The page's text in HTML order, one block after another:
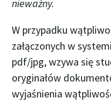
nieważny.
W przypadku
załączonych w
pdf/jpg, wzywa się
oryginałów
wyjaśnienia